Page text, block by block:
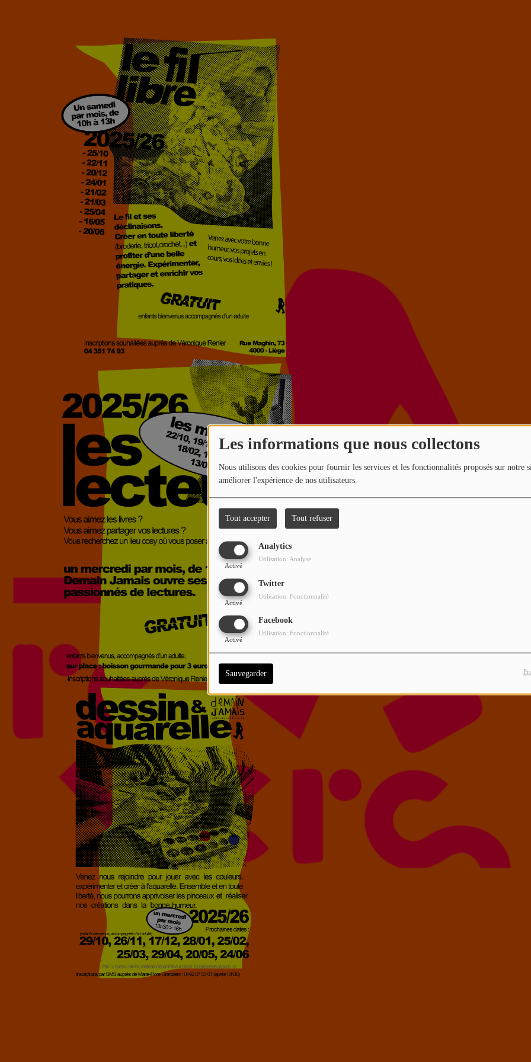
Les informations que nous collectons
Nous utilisons des cookies pour fournir les services et les fonctionnalités proposés sur notre
améliorer l'expérience de nos utilisateurs.
Tout accepter Tout refuser
Analytics
Activé
Utilisation: Analyse
Twitter
Activé
Utilisation: Fonctionnalité
Facebook
Activé
Utilisation: Fonctionnalité
Sauvegarder
LE REGARD DU NORD